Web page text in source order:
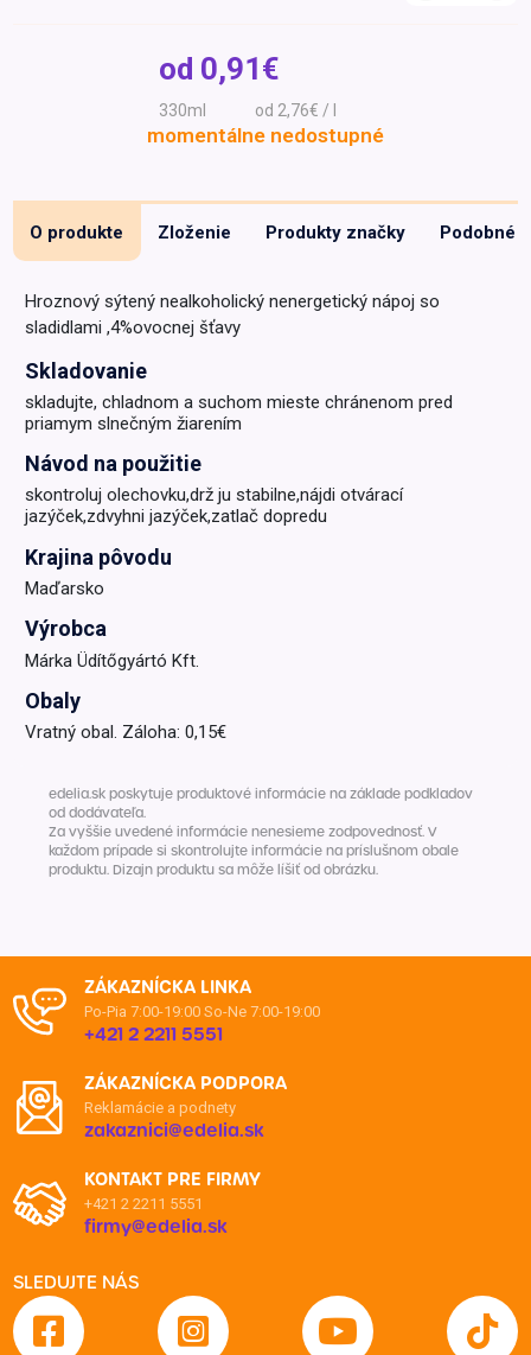
Darčekové
poukazy
Recepty
Drogéria a kozmetika
Domáci miláčikovia
od 0,91€
330ml od 2,76€ / l
momentálne nedostupné
O produkte Zloženie Produkty značky Podobné
Hroznový sýtený nealkoholický nenergetický nápoj so
sladidlami ,4%ovocnej šťavy
Skladovanie
skladujte, chladnom a suchom mieste chránenom pred
priamym slnečným žiarením
Návod na použitie
skontroluj olechovku,drž ju stabilne,nájdi otvárací
jazýček,zdvyhni jazýček,zatlač dopredu
Krajina pôvodu
Maďarsko
Výrobca
Márka Üdítőgyártó Kft.
Obaly
Vratný obal. Záloha: 0,15€
edelia.sk poskytuje produktové informácie na základe podkladov
od dodávateľa.
Za vyššie uvedené informácie nenesieme zodpovednosť. V
každom prípade si skontrolujte informácie na príslušnom obale
produktu. Dizajn produktu sa môže líšiť od obrázku.
ZÁKAZNÍCKA LINKA
Po-Pia 7:00-19:00 So-Ne 7:00-19:00
+421 2 2211 5551
ZÁKAZNÍCKA PODPORA
Reklamácie a podnety
zakaznici@edelia.sk
KONTAKT PRE FIRMY
+421 2 2211 5551
firmy@edelia.sk
SLEDUJTE NÁS